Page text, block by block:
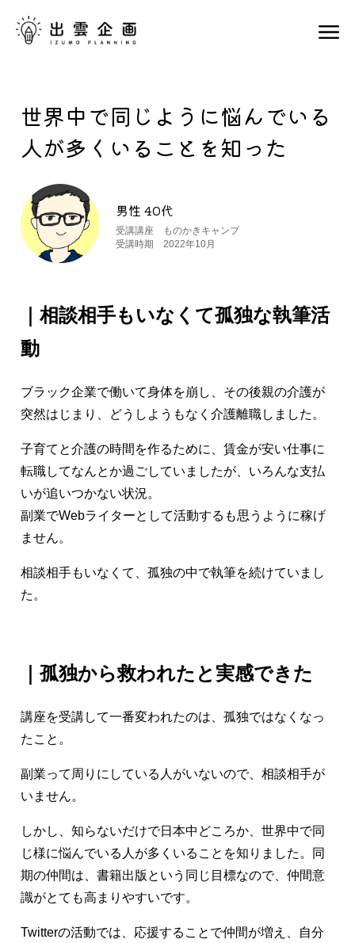
世界中で同じように悩んでいる
人が多くいることを知った
男性 40代
受講講座 ものかきキャンプ
受講時期 2022年10月
｜相談相手もいなくて孤独な執筆活
動
ブラック企業で働いて身体を崩し、その後親の介護が
突然はじまり、どうしようもなく介護離職しました。
子育てと介護の時間を作るために、賃金が安い仕事に
転職してなんとか過ごしていましたが、いろんな支払
いが追いつかない状況。
副業でWebライターとして活動するも思うように稼げ
ません。
相談相手もいなくて、孤独の中で執筆を続けていまし
た。
｜孤独から救われたと実感できた
講座を受講して一番変われたのは、孤独ではなくなっ
たこと。
副業って周りにしている人がいないので、相談相手が
いません。
しかし、知らないだけで日本中どころか、世界中で同
じ様に悩んでいる人が多くいることを知りました。同
期の仲間は、書籍出版という同じ目標なので、仲間意
識がとても高まりやすいです。
Twitterの活動では、応援することで仲間が増え、自分